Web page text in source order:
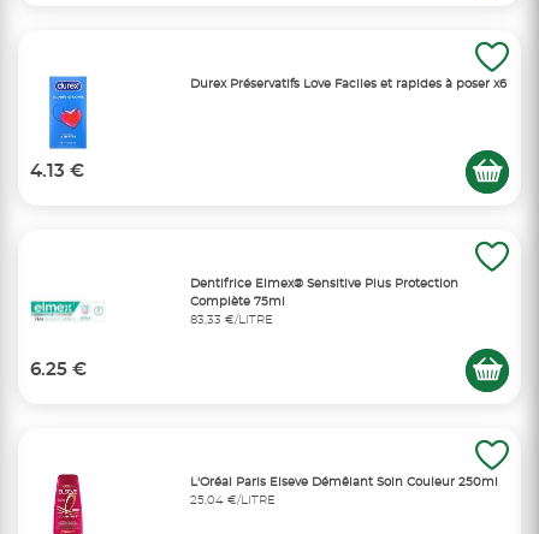
Durex Préservatifs Love Faciles et rapides à poser x6
4.13 €
Dentifrice Elmex® Sensitive Plus Protection
Complète 75ml
83,33 €/LITRE
6.25 €
L'Oréal Paris Elseve Démêlant Soin Couleur 250ml
25,04 €/LITRE